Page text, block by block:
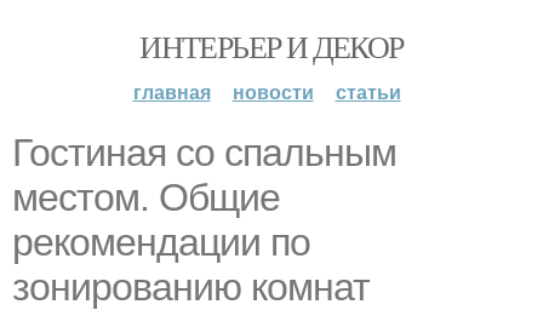
ИНТЕРЬЕР И ДЕКОР
главная новости статьи
Гостиная со спальным
местом. Общие
рекомендации по
зонированию комнат